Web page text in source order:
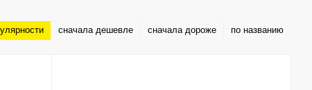
сначала дешевле сначала дороже по названию